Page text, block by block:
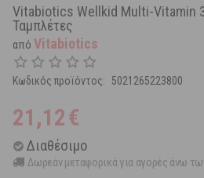
Vitabiotics Wellkid Multi-Vitamin
Ταμπλέτες
από Vitabiotics
Κωδικός προϊόντος: 5021265223800
21,12€
Διαθέσιμο
Δωρεάν μεταφορικά για αγορές άνω